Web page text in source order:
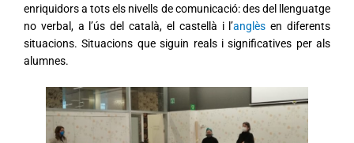
enriquidors a tots els nivells de comunicació: des del llenguatge
no verbal, a l’ús del català, el castellà i l’anglès en diferents
situacions. Situacions que siguin reals i significatives per als
alumnes.